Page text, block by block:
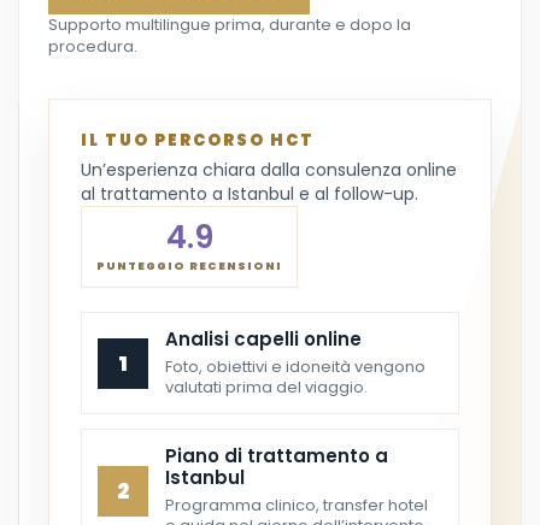
Supporto multilingue prima, durante e dopo la
procedura.
IL TUO PERCORSO HCT
Un’esperienza chiara dalla consulenza online
al trattamento a Istanbul e al follow-up.
4.9
PUNTEGGIO RECENSIONI
1
Analisi capelli online
Foto, obiettivi e idoneità vengono
valutati prima del viaggio.
2
Piano di trattamento a
Istanbul
Programma clinico, transfer hotel